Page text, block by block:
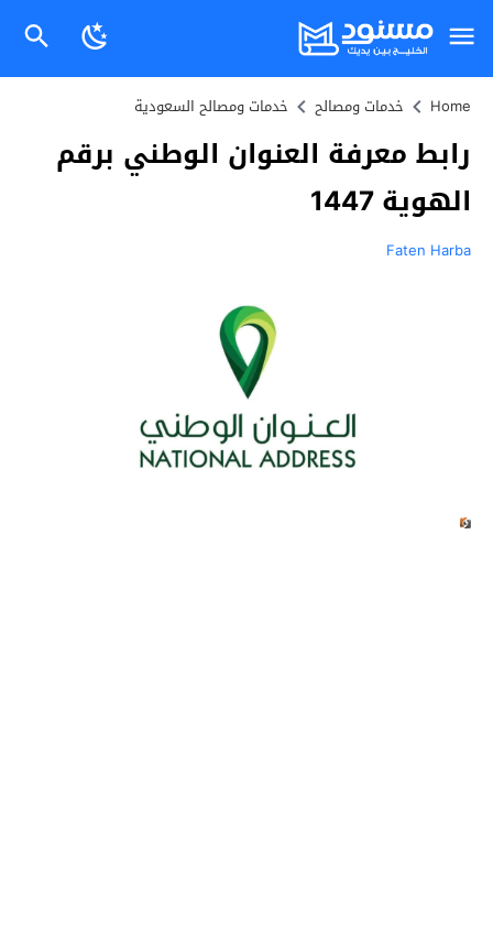
Home خدمات ومصالح خدمات ومصالح السعودية
رابط معرفة العنوان الوطني برقم
الهوية 1447
Faten Harba